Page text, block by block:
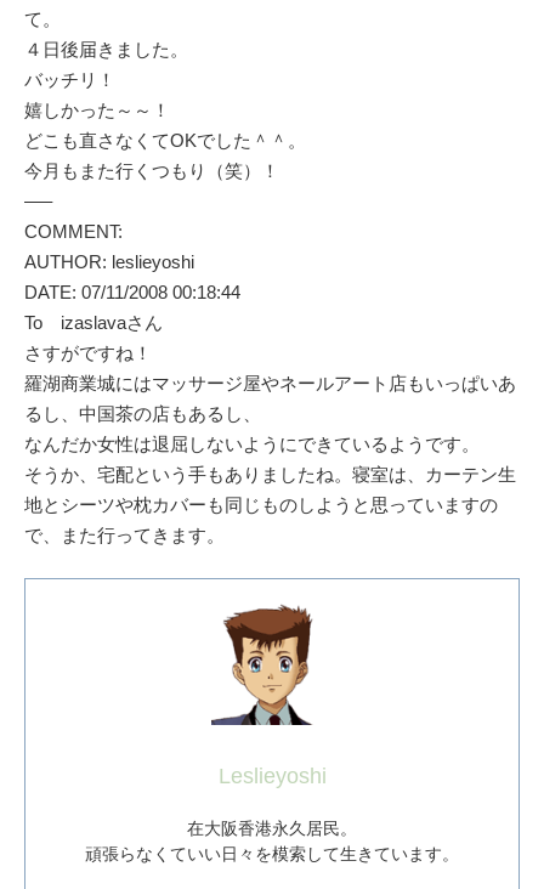
て。
４日後届きました。
バッチリ！
嬉しかった～～！
どこも直さなくてOKでした＾＾。
今月もまた行くつもり（笑）！
—–
COMMENT:
AUTHOR: leslieyoshi
DATE: 07/11/2008 00:18:44
To izaslavaさん
さすがですね！
羅湖商業城にはマッサージ屋やネールアート店もいっぱいあ
るし、中国茶の店もあるし、
なんだか女性は退屈しないようにできているようです。
そうか、宅配という手もありましたね。寝室は、カーテン生
地とシーツや枕カバーも同じものしようと思っていますの
で、また行ってきます。
Leslieyoshi
在大阪香港永久居民。
頑張らなくていい日々を模索して生きています。